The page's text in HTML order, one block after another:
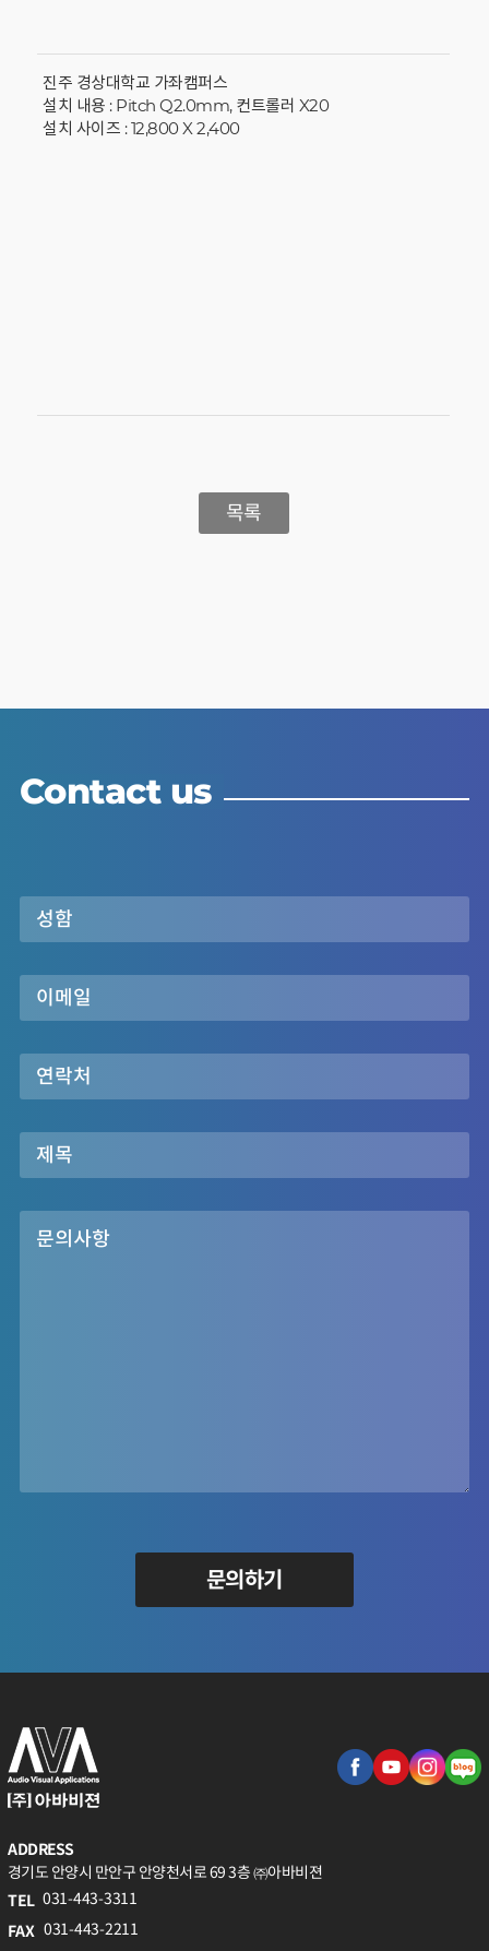
진주 경상대학교 가좌캠퍼스
설치 내용 : Pitch Q2.0mm, 컨트롤러 X20
설치 사이즈 : 12,800 X 2,400
목록
Contact us
문의하기
ADDRESS
경기도 안양시 만안구 안양천서로 69 3층 ㈜아바비젼
TEL 031-443-3311
FAX 031-443-2211